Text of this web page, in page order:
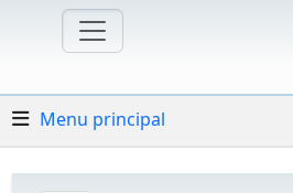
Menu principal